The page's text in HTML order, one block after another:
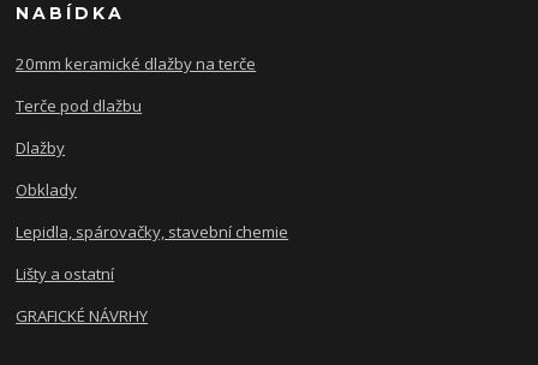
NABÍDKA
20mm keramické dlažby na terče
Terče pod dlažbu
Dlažby
Obklady
Lepidla, spárovačky, stavební chemie
Lišty a ostatní
GRAFICKÉ NÁVRHY